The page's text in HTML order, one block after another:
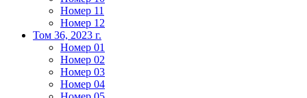
Номер 11
Номер 12
Том 36, 2023 г.
Номер 01
Номер 02
Номер 03
Номер 04